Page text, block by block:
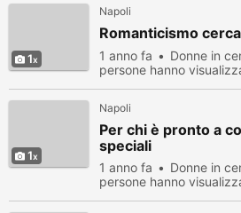
1
Napoli
Romanticismo
1 anno fa Donne in
persone hanno
1
Napoli
Per chi è pronto a
speciali
1 anno fa Donne in
persone hanno